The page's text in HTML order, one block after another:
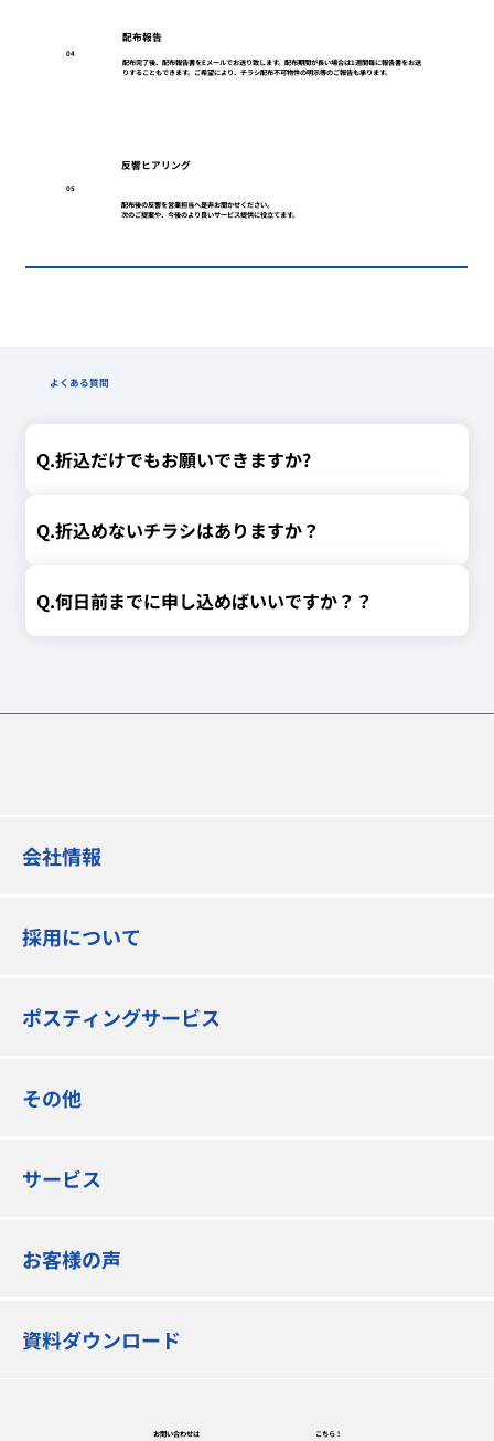
04
配布報告
配布完了後、配布報告書をEメールでお送り致します。配布期間が長い場合は1週間毎に報告書をお送
りすることもできます。ご希望により、チラシ配布不可物件の明示等のご報告も承ります。
05
反響ヒアリング
配布後の反響を営業担当へ是非お聞かせください。
次のご提案や、今後のより良いサービス提供に役立てます。
よくある質問
Q.折込だけでもお願いできますか?
Q.折込めないチラシはありますか？
Q.何日前までに申し込めばいいですか？？
会社情報
採用について
ポスティングサービス
その他
サービス
お客様の声
資料ダウンロード
お問い合わせは こちら！